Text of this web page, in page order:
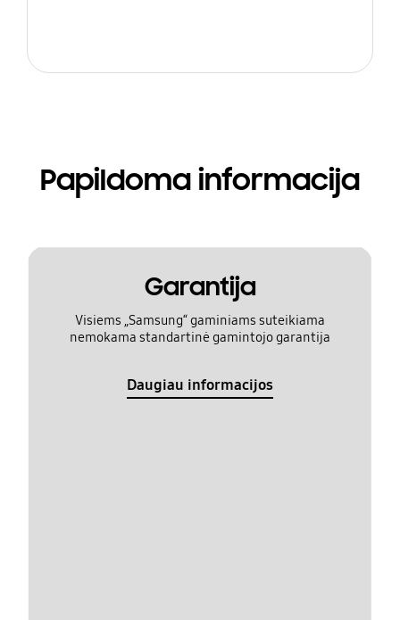
Papildoma informacija
Garantija
Visiems „Samsung“ gaminiams suteikiama
nemokama standartinė gamintojo garantija
Daugiau informacijos